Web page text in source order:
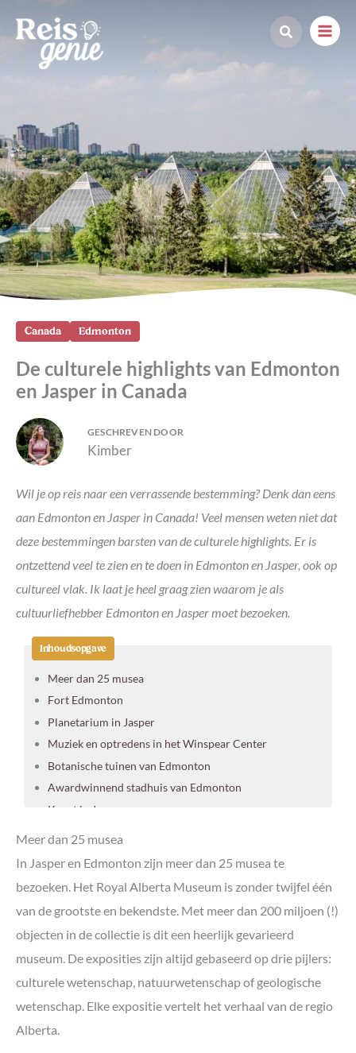
naar
Canada Edmonton
De culturele highlights van Edmonton
en Jasper in Canada
Wil je op reis naar een verrassende bestemming? Denk dan eens
aan Edmonton en Jasper in Canada! Veel mensen weten niet dat
deze bestemmingen barsten van de culturele highlights. Er is
ontzettend veel te zien en te doen in Edmonton en Jasper, ook op
cultureel vlak. Ik laat je heel graag zien waarom je als
cultuurliefhebber Edmonton en Jasper moet bezoeken.
Inhoudsopgave
Meer dan 25 musea
Fort Edmonton
Planetarium in Jasper
Muziek en optredens in het Winspear Center
Botanische tuinen van Edmonton
Awardwinnend stadhuis van Edmonton
Kunst in Jasper
Canada’s Rockies by Rail
Rechtstreeks naar Edmonton met KLM
Meer dan 25 musea
In Jasper en Edmonton zijn meer dan 25 musea te
bezoeken. Het Royal Alberta Museum is zonder twijfel één
van de grootste en bekendste. Met meer dan 200 miljoen (!)
objecten in de collectie is dit een heerlijk gevarieerd
museum. De exposities zijn altijd gebaseerd op drie pijlers:
culturele wetenschap, natuurwetenschap of geologische
wetenschap. Elke expositie vertelt het verhaal van de regio
Alberta.
GESCHREVEN DOOR
Kimber